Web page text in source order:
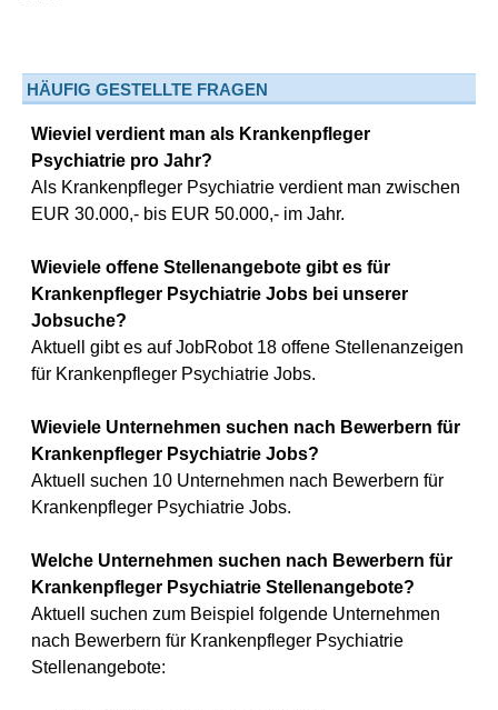
HÄUFIG GESTELLTE FRAGEN
Wieviel verdient man als Krankenpfleger
Psychiatrie pro Jahr?
Als Krankenpfleger Psychiatrie verdient man zwischen
EUR 30.000,- bis EUR 50.000,- im Jahr.
Wieviele offene Stellenangebote gibt es für
Krankenpfleger Psychiatrie Jobs bei unserer
Jobsuche?
Aktuell gibt es auf JobRobot 18 offene Stellenanzeigen
für Krankenpfleger Psychiatrie Jobs.
Wieviele Unternehmen suchen nach Bewerbern für
Krankenpfleger Psychiatrie Jobs?
Aktuell suchen 10 Unternehmen nach Bewerbern für
Krankenpfleger Psychiatrie Jobs.
Welche Unternehmen suchen nach Bewerbern für
Krankenpfleger Psychiatrie Stellenangebote?
Aktuell suchen zum Beispiel folgende Unternehmen
nach Bewerbern für Krankenpfleger Psychiatrie
Stellenangebote: